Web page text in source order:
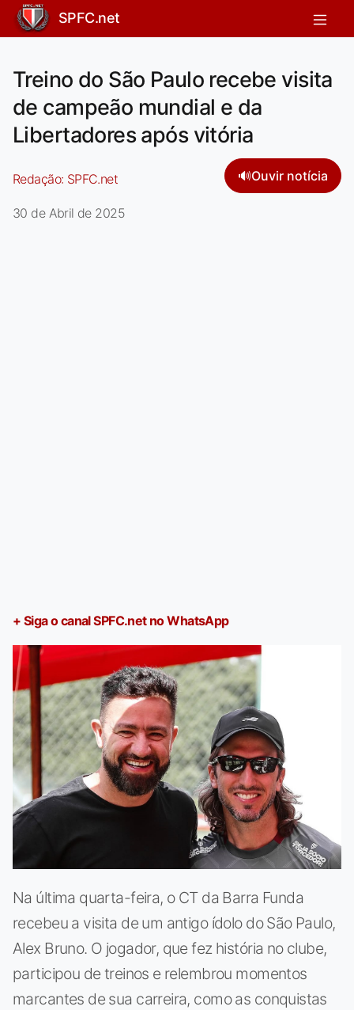
SPFC.net
Treino do São Paulo recebe visita
de campeão mundial e da
Libertadores após vitória
Redação: SPFC.net 🔊Ouvir notícia
30 de Abril de 2025
+ Siga o canal SPFC.net no WhatsApp
Na última quarta-feira, o CT da Barra Funda
recebeu a visita de um antigo ídolo do São Paulo,
Alex Bruno. O jogador, que fez história no clube,
participou de treinos e relembrou momentos
marcantes de sua carreira, como as conquistas